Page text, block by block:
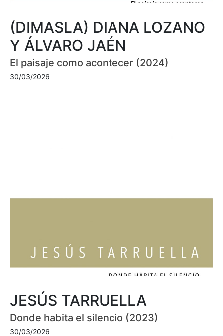
(DIMASLA) DIANA LOZANO
Y ÁLVARO JAÉN
El paisaje como acontecer (2024)
30/03/2026
JESÚS TARRUELLA
Donde habita el silencio (2023)
30/03/2026